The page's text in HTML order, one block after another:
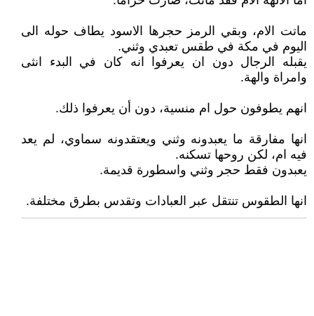
ماتت الام، وبقي الرمز حجرها الاسود يطاف حوله الى
اليوم في مكة في طقس تعبدي وثني.
يقبله الرجال دون ان يعرفوا انه كان في البدء انثى
وامراة والهة.
انهم يطوفون حول ام منسية، دون أن يعرفوا ذلك.
انها مفارقة ما يعبدونه وثني ويعتقدونه سماوي، لم يعد
فيه ام، لكن روحها تسكنه.
يعبدون فقط حجر وثني واسطورة قديمة.
انها الطقوس تنتقل عبر العبادات وتقدس بطرق مختلفة.